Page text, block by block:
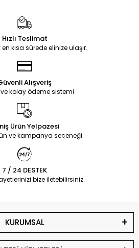
Hızlı Teslimat
kısa sürede elinize ulaşır.
Alışveriş
kolay ödeme sistemi
Ürün Yelpazesi
ve kampanya seçeneği
7 / 24 DESTEK
bize iletebilirsiniz.
KURUMSAL